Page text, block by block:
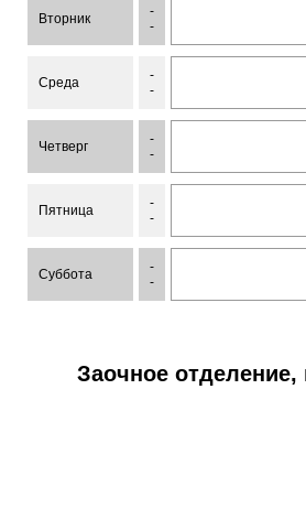
Вторник
-
-
Среда
-
-
Четверг
-
-
Пятница
-
-
Суббота
-
-
Заочное отделение,